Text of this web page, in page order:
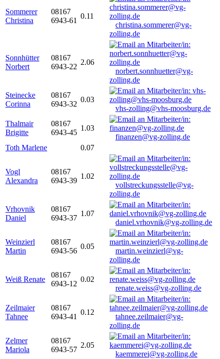
Sommerer
Christina
08167
6943-61
0.11
christina.sommerer@vg-
zolling.de
Sonnhütter
Norbert
08167
6943-22
2.06
norbert.sonnhuetter@vg-
zolling.de
Steinecke
Corinna
08167
6943-32
0.03
vhs-zolling@vhs-moosburg.de
Thalmair
Brigitte
08167
6943-45
1.03
finanzen@vg-zolling.de
Toth Marlene
0.07
Vogl
Alexandra
08167
6943-39
1.02
vollstreckungsstelle@vg-
zolling.de
Vrhovnik
Daniel
08167
6943-37
1.07
daniel.vrhovnik@vg-zolling.de
Weinzierl
Martin
08167
6943-56
0.05
martin.weinzierl@vg-
zolling.de
Weiß Renate
08167
6943-12
0.02
renate.weiss@vg-zolling.de
Zeilmaier
Tahnee
08167
6943-41
0.12
tahnee.zeilmaier@vg-
zolling.de
Zelmer
Mariola
08167
6943-57
2.05
kaemmerei@vg-zolling.de